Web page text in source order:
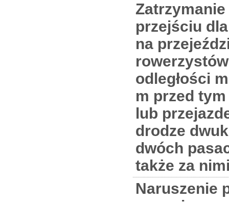
przejściu
na
odległości
m przed
lub
drodze
dwóch
także za
Naruszenie